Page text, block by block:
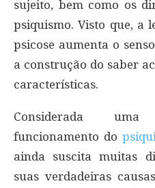
sujeito, bem como os
psiquismo. Visto que, a
psicose aumenta o
a construção do saber
características.
Considerada
funcionamento do
ainda suscita muitas
suas verdadeiras